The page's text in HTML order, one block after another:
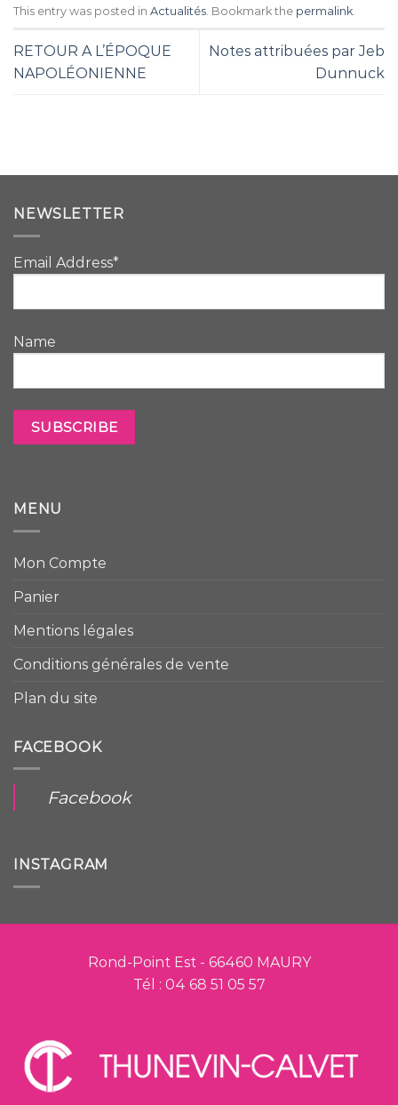
This entry was posted in Actualités. Bookmark the permalink.
RETOUR A L’ÉPOQUE
NAPOLÉONIENNE
Notes attribuées par Jeb
Dunnuck
NEWSLETTER
Email Address*
Name
MENU
Mon Compte
Panier
Mentions légales
Conditions générales de vente
Plan du site
FACEBOOK
Facebook
INSTAGRAM
Rond-Point Est - 66460 MAURY
Tél : 04 68 51 05 57